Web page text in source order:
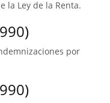
la Ley de la Renta.
por